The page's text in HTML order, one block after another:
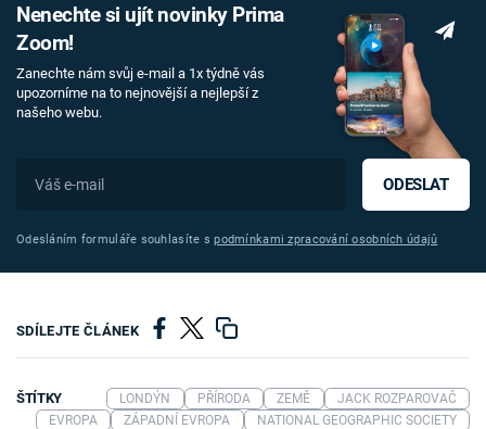
Nenechte si ujít novinky Prima
Zoom!
Zanechte nám svůj e-mail a 1x týdně vás
upozorníme na to nejnovější a nejlepší z
našeho webu.
ODESLAT
Odesláním formuláře souhlasíte spodmínkami zpracování osobních údajů
SDÍLEJTE ČLÁNEK
ŠTÍTKY LONDÝN PŘÍRODA ZEMĚ
JACK ROZPAROVAČ
EVROPA
ZÁPADNÍ EVROPA NATIONAL GEOGRAPHIC SOCIETY